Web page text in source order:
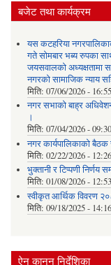
बजेट तथा कार्यक्रम
यस कटहरिया
गते सोमबार भब्य रुपका
जयसवालको अध्यक्षतामा
नगरको सामाजिक न्याय
मिति: 07/06/2026 - 16:55
नगर सभाको बाह्र
।
मिति: 07/04/2026 - 09:30
नगर कार्यपालिकाको बैठक
मिति: 02/22/2026 - 12:26
भुक्तानी र टिप्पणी निर्णय
मिति: 01/08/2026 - 12:53
स्वीकृत आर्थिक विवरण
मिति: 09/18/2025 - 14:16
ऐन कानुन निर्देशिका